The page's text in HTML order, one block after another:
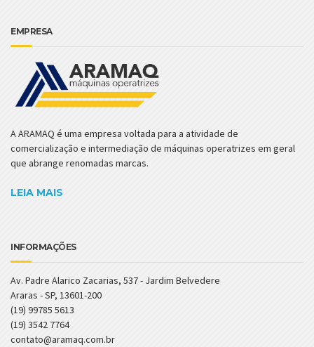
EMPRESA
A ARAMAQ é uma empresa voltada para a atividade de
comercialização e intermediação de máquinas operatrizes em geral
que abrange renomadas marcas.
LEIA MAIS
INFORMAÇÕES
Av. Padre Alarico Zacarias, 537 - Jardim Belvedere
Araras - SP, 13601-200
(19) 99785 5613
(19) 3542 7764
contato@aramaq.com.br